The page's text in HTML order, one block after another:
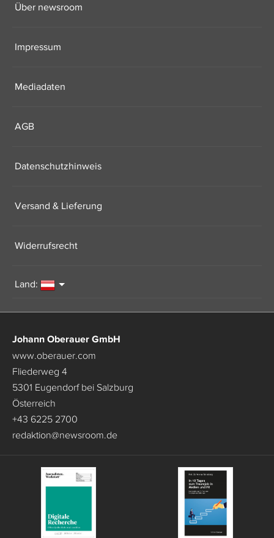
Über newsroom
Impressum
Mediadaten
AGB
Datenschutzhinweis
Versand & Lieferung
Widerrufsrecht
Land:
Johann Oberauer GmbH
www.oberauer.com
Fliederweg 4
5301 Eugendorf bei Salzburg
Österreich
+43 6225 2700
redaktion@newsroom.de